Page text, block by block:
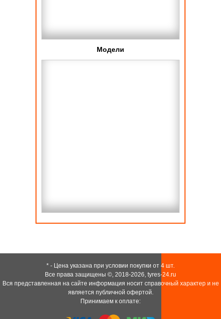
Модели
* - Цена указана при условии покупки от 4 шт.
Все права защищены ©, 2018-2026, tyres-24.ru
Вся представленная на сайте информация носит справочный характер и не
является публичной офертой.
Принимаем к оплате: